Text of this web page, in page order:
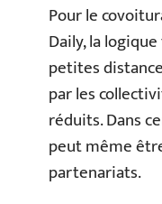
Pour le
Daily, la
petites
par les
réduits. Dans
peut même
partenariats.